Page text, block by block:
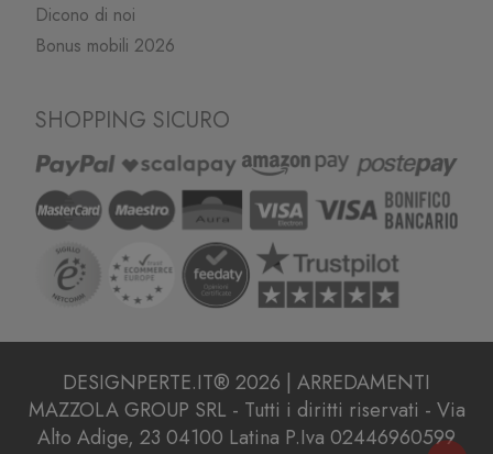
Dicono di noi
Bonus mobili 2026
SHOPPING SICURO
DESIGNPERTE.IT® 2026 | ARREDAMENTI
MAZZOLA GROUP SRL - Tutti i diritti riservati - Via
Alto Adige, 23 04100 Latina P.Iva 02446960599